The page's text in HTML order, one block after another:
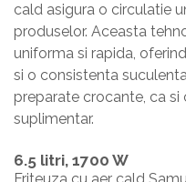
cald asigura o circulatie
produselor. Aceasta
uniforma si rapida,
si o consistenta
preparate crocante, ca si
suplimentar.
6.5 litri, 1700 W